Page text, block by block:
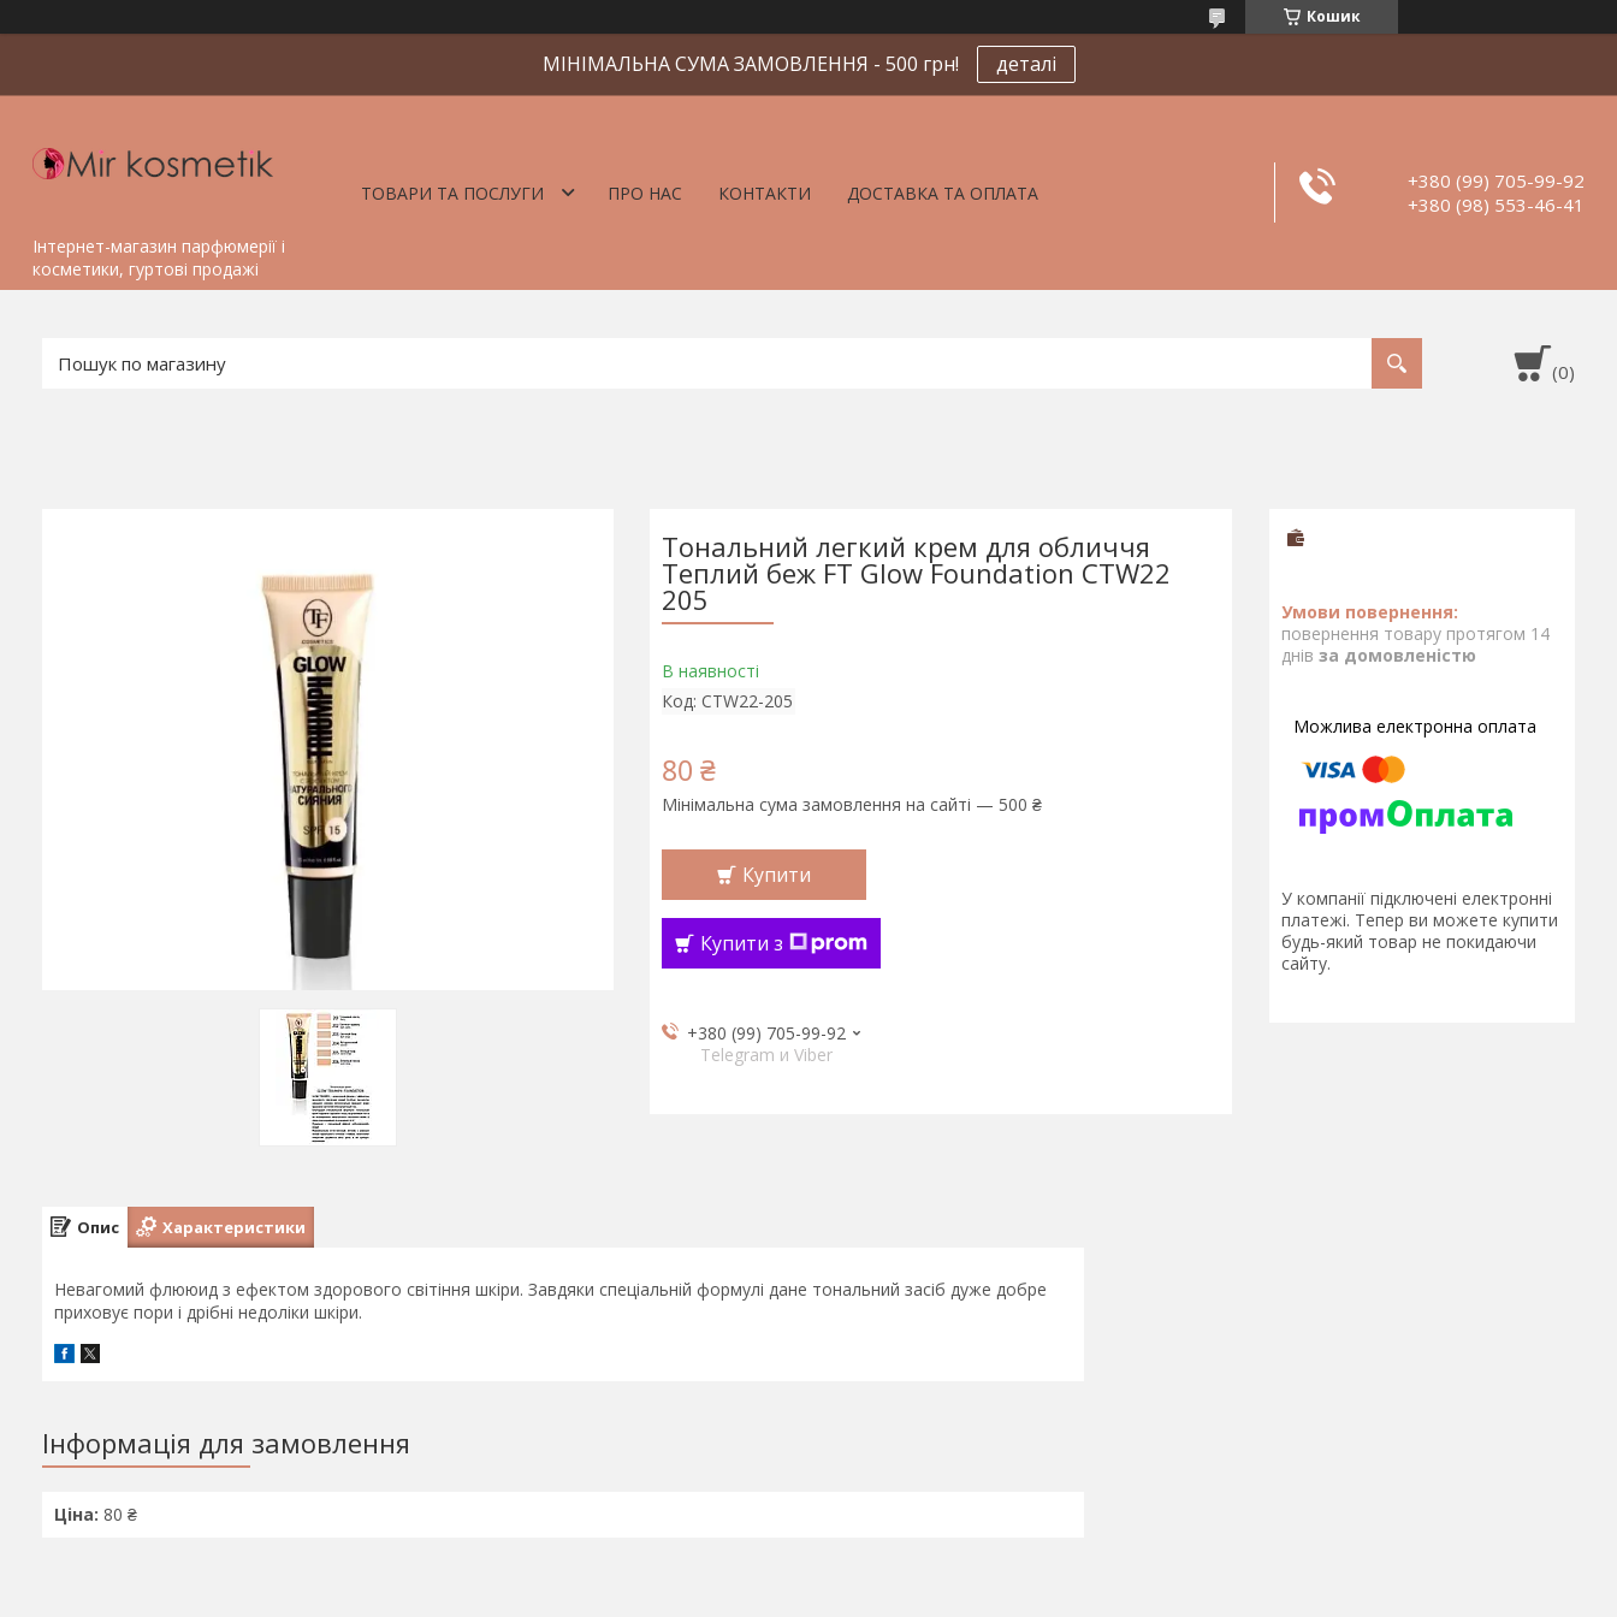
Кошик
МІНІМАЛЬНА СУМА ЗАМОВЛЕННЯ - 500 грн! деталі
Інтернет-магазин парфюмерії і
косметики, гуртові продажі
ТОВАРИ ТА ПОСЛУГИ ПРО НАС КОНТАКТИ ДОСТАВКА ТА ОПЛАТА
+380 (99) 705-99-92
+380 (98) 553-46-41
Тональний легкий крем для обличчя
Теплий беж FT Glow Foundation CTW22
205
В наявності
Код: CTW22-205
80 ₴
Мінімальна сума замовлення на сайті — 500 ₴
Купити
Купити з
+380 (99) 705-99-92
Telegram и Viber
повернення товару протягом 14
днів за домовленістю
У компанії підключені електронні
платежі. Тепер ви можете купити
будь-який товар не покидаючи
сайту.
Опис Характеристики
Невагомий флююид з ефектом здорового світіння шкіри. Завдяки спеціальній формулі дане тональний засіб дуже добре
приховує пори і дрібні недоліки шкіри.
Інформація для замовлення
Ціна: 80 ₴